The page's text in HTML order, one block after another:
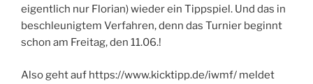
eigentlich nur Florian) wieder ein Tippspiel. Und das in
beschleunigtem Verfahren, denn das Turnier beginnt
schon am Freitag, den 11.06.!
Also geht auf https://www.kicktipp.de/iwmf/ meldet